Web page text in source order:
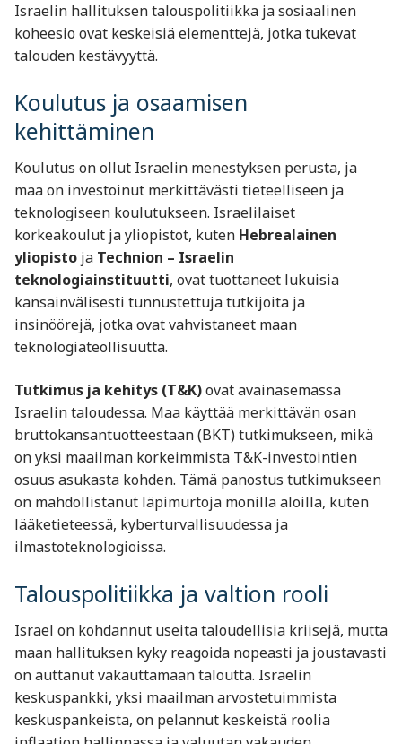
Israelin hallituksen talouspolitiikka ja sosiaalinen
koheesio ovat keskeisiä elementtejä, jotka tukevat
talouden kestävyyttä.
Koulutus ja osaamisen
kehittäminen
Koulutus on ollut Israelin menestyksen perusta, ja
maa on investoinut merkittävästi tieteelliseen ja
teknologiseen koulutukseen. Israelilaiset
korkeakoulut ja yliopistot, kuten Hebrealainen
yliopisto ja Technion – Israelin
teknologiainstituutti, ovat tuottaneet lukuisia
kansainvälisesti tunnustettuja tutkijoita ja
insinöörejä, jotka ovat vahvistaneet maan
teknologiateollisuutta.
Tutkimus ja kehitys (T&K)ovat avainasemassa
Israelin taloudessa. Maa käyttää merkittävän osan
bruttokansantuotteestaan (BKT) tutkimukseen, mikä
on yksi maailman korkeimmista T&K-investointien
osuus asukasta kohden. Tämä panostus tutkimukseen
on mahdollistanut läpimurtoja monilla aloilla, kuten
lääketieteessä, kyberturvallisuudessa ja
ilmastoteknologioissa.
Talouspolitiikka ja valtion rooli
Israel on kohdannut useita taloudellisia kriisejä, mutta
maan hallituksen kyky reagoida nopeasti ja joustavasti
on auttanut vakauttamaan taloutta. Israelin
keskuspankki, yksi maailman arvostetuimmista
keskuspankeista, on pelannut keskeistä roolia